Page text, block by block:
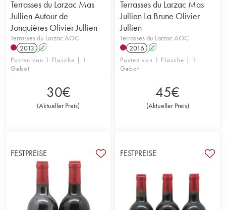
Terrasses du Larzac Mas
Jullien Autour de
Jonquières Olivier Jullien
Terrasses du Larzac AOC
2013 A
Posten von 1 Flasche | 1
Gebot
30€
(Aktueller Preis)
Terrasses du Larzac Mas
Jullien La Brune Olivier
Jullien
Terrasses du Larzac AOC
2016 A
Posten von 1 Flasche | 1
Gebot
45€
(Aktueller Preis)
FESTPREISE FESTPREISE